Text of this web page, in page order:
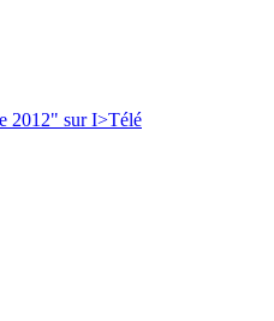
2012" sur I>Télé